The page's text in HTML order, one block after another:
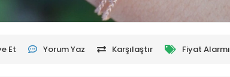
Et Yorum Yaz Karşılaştır Fiyat Alarmı